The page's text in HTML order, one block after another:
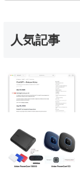
人気記事